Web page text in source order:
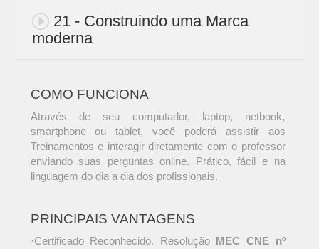
21 - Construindo uma Marca
moderna
COMO FUNCIONA
Através de seu computador, laptop, netbook,
smartphone ou tablet, você poderá assistir aos
Treinamentos e interagir diretamente com o professor
enviando suas perguntas online. Prático, fácil e na
linguagem do dia a dia dos profissionais.
PRINCIPAIS VANTAGENS
·Certificado Reconhecido. ResoluçãoMEC CNE nº